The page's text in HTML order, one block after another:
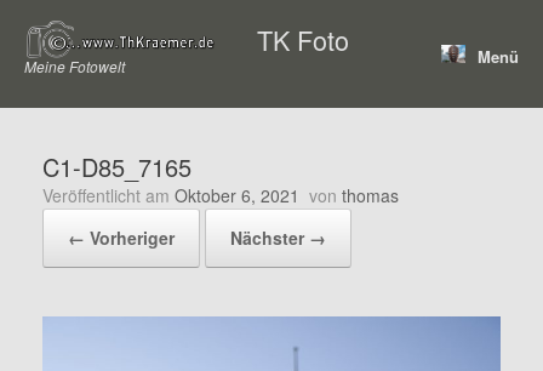
Inhalt
springen
TK Foto
Meine Fotowelt Menü
C1-D85_7165
Veröffentlicht am Oktober 6, 2021 von thomas
← Vorheriger
Nächster →